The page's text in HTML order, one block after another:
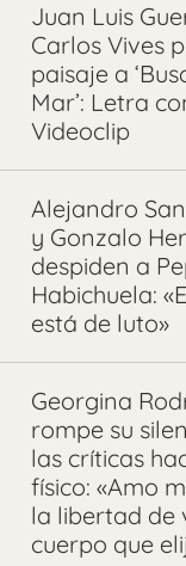
Juan Luis
Carlos Vives
paisaje a
Mar’: Letra
Videoclip
Alejandro
y Gonzalo
despiden a
Habichuela:
está de luto»
Georgina
rompe su
las críticas
físico: «Amo
la libertad de
cuerpo que